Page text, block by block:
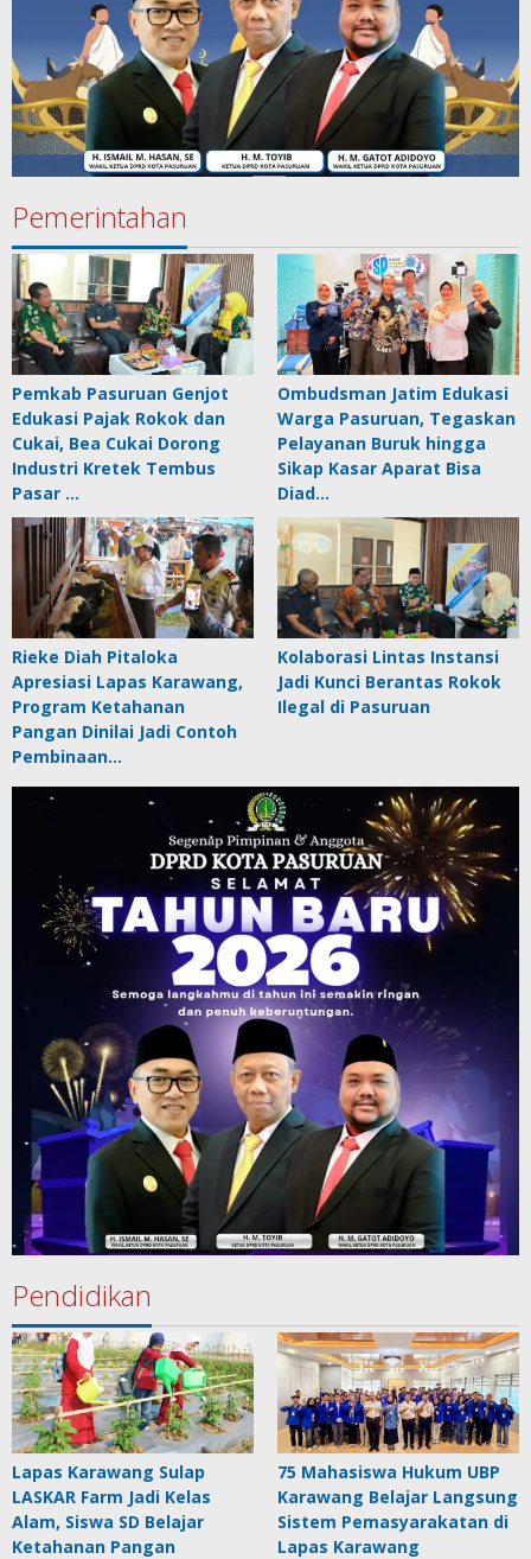
Pemerintahan
Pemkab Pasuruan Genjot
Edukasi Pajak Rokok dan
Cukai, Bea Cukai Dorong
Industri Kretek Tembus
Pasar …
Ombudsman Jatim Edukasi
Warga Pasuruan, Tegaskan
Pelayanan Buruk hingga
Sikap Kasar Aparat Bisa
Diad…
Rieke Diah Pitaloka
Apresiasi Lapas Karawang,
Program Ketahanan
Pangan Dinilai Jadi Contoh
Pembinaan…
Kolaborasi Lintas Instansi
Jadi Kunci Berantas Rokok
Ilegal di Pasuruan
Pendidikan
Lapas Karawang Sulap
LASKAR Farm Jadi Kelas
Alam, Siswa SD Belajar
Ketahanan Pangan
75 Mahasiswa Hukum UBP
Karawang Belajar Langsung
Sistem Pemasyarakatan di
Lapas Karawang